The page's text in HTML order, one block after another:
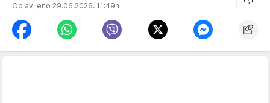
Objavljeno 29.06.2026. 11:49h